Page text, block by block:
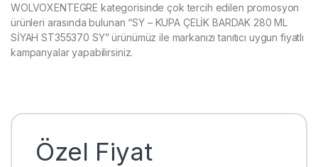
WOLVOXENTEGRE kategorisinde çok tercih edilen promosyon
ürünleri arasında bulunan “SY – KUPA ÇELİK BARDAK 280 ML
SİYAH ST355370 SY” ürünümüz ile markanızı tanıtıcı uygun fiyatlı
kampanyalar yapabilirsiniz.
Özel Fiyat